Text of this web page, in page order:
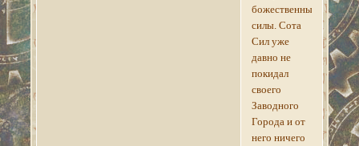
божественные
силы. Сота
Сил уже
давно не
покидал
своего
Заводного
Города и от
него ничего